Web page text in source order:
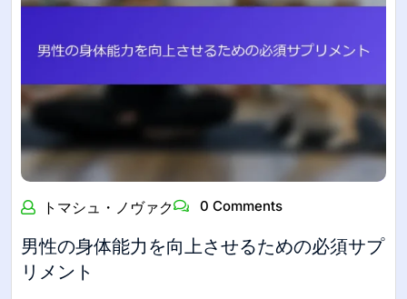
トマシュ・ノヴァク 0 Comments
男性の身体能力を向上させるための必須サプ
リメント